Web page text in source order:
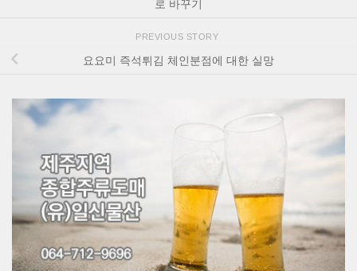
로 바꾸기
PREVIOUS STORY
요요미 즉석튀김 체인분점에 대한 실망